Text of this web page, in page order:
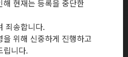
해 현재는 등록을 중단한
죄송합니다.
위해 신중하게 진행하고
립니다.